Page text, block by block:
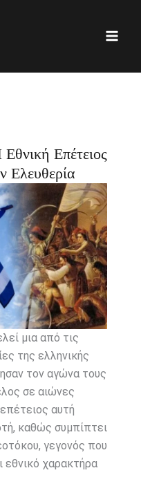
Επέτειος
Ελευθερία
μια από τις
της ελληνικής
τον αγώνα τους
σε αιώνες
αυτή
καθώς συμπίπτει
γεγονός που
εθνικό χαρακτήρα